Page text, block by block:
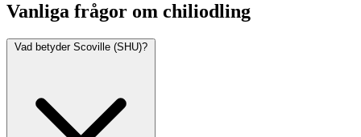
Vanliga frågor om chiliodling
Vad betyder Scoville (SHU)?